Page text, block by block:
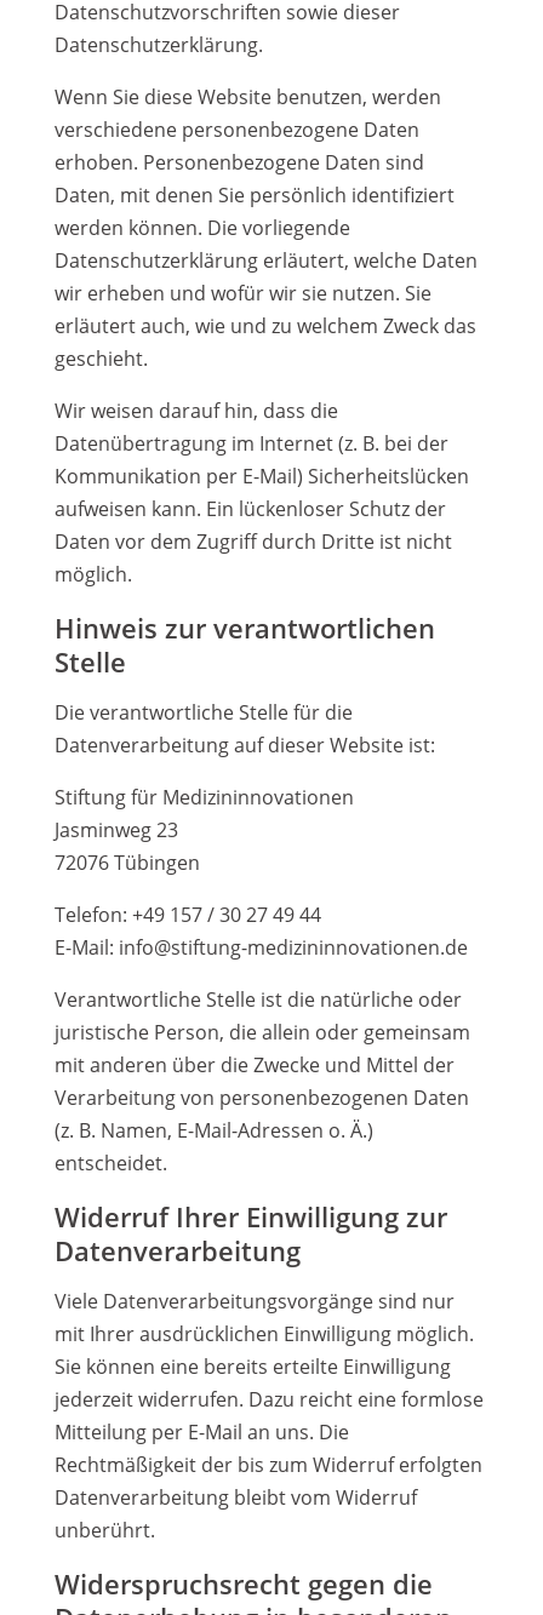
Datenschutzvorschriften sowie dieser
Datenschutzerklärung.
Wenn Sie diese Website benutzen, werden
verschiedene personenbezogene Daten
erhoben. Personenbezogene Daten sind
Daten, mit denen Sie persönlich identifiziert
werden können. Die vorliegende
Datenschutzerklärung erläutert, welche Daten
wir erheben und wofür wir sie nutzen. Sie
erläutert auch, wie und zu welchem Zweck das
geschieht.
Wir weisen darauf hin, dass die
Datenübertragung im Internet (z. B. bei der
Kommunikation per E-Mail) Sicherheitslücken
aufweisen kann. Ein lückenloser Schutz der
Daten vor dem Zugriff durch Dritte ist nicht
möglich.
Hinweis zur verantwortlichen
Stelle
Die verantwortliche Stelle für die
Datenverarbeitung auf dieser Website ist:
Stiftung für Medizininnovationen
Jasminweg 23
72076 Tübingen
Telefon: +49 157 / 30 27 49 44
E-Mail: info@stiftung-medizininnovationen.de
Verantwortliche Stelle ist die natürliche oder
juristische Person, die allein oder gemeinsam
mit anderen über die Zwecke und Mittel der
Verarbeitung von personenbezogenen Daten
(z. B. Namen, E-Mail-Adressen o. Ä.)
entscheidet.
Widerruf Ihrer Einwilligung zur
Datenverarbeitung
Viele Datenverarbeitungsvorgänge sind nur
mit Ihrer ausdrücklichen Einwilligung möglich.
Sie können eine bereits erteilte Einwilligung
jederzeit widerrufen. Dazu reicht eine formlose
Mitteilung per E-Mail an uns. Die
Rechtmäßigkeit der bis zum Widerruf erfolgten
Datenverarbeitung bleibt vom Widerruf
unberührt.
Widerspruchsrecht gegen die